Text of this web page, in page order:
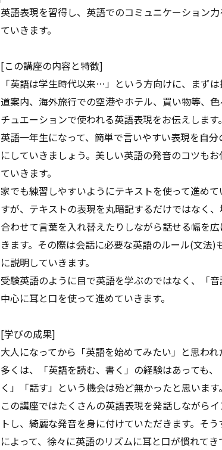
英語表現を習得し、英語でのコミュニケーション力
ていきます。
[この講座の内容と特徴]
「英語は学生時代以来…」という方向けに、まず
道案内、海外旅行での空港やホテル、買い物等、
チュエーションで使われる英語表現をお伝えします。
英語一年生になって、簡単で言いやすい表現を自分
にしていきましょう。美しい英語の発音のコツもお
ていきます。
家でも練習しやすいようにテキストを使って進めて
すが、テキストの表現を丸暗記するだけではなく
合わせて言葉を入れ替えたりしながら話せる幅を
きます。その際は会話に必要な英語のルール(文法)
に説明していきます。
受験英語のように目で英語を学ぶのではなく、「音
中心に耳と口を使って進めていきます。
[学びの成果]
大人になってから「英語を始めてみたい」と思われ
多くは、「英語を読む、書く」の経験はあっても、
く」「話す」という機会は殆ど無かったと思います。
この講座ではたくさんの英語表現を発話しながらイ
トし、綺麗な発音を身に付けていただきます。そう
によって、徐々に英語のリズムに耳と口が慣れてき